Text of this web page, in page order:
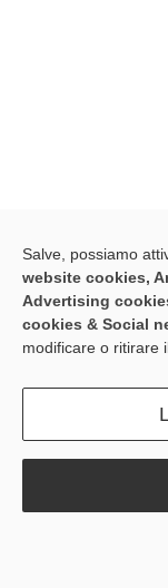
Nome
Salve, possiamo
website cookies,
Advertising
cookies & Social
modificare o ritirare